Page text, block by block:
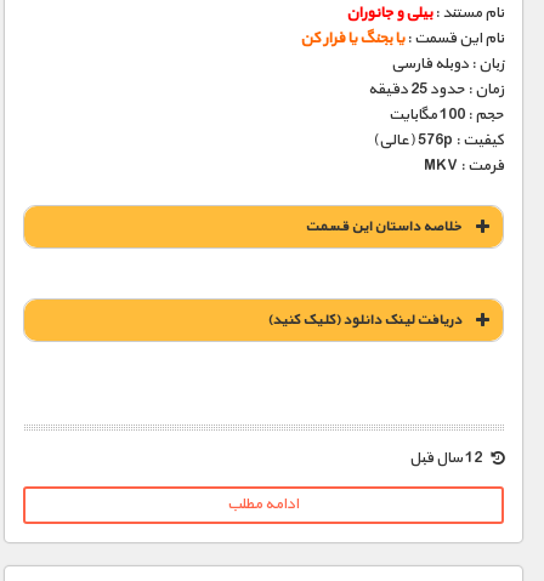
نام مستند :بیلی و جانوران
نام این قسمت :یا بجنگ یا فرار کن
زبان : دوبله فارسی
زمان : حدود 25 دقیقه
حجم : 100 مگابایت
کیفیت : 576p (عالی)
فرمت : MKV
خلاصه داستان این قسمت
دریافت لينک دانلود (کليک کنيد)
ادامه مطلب